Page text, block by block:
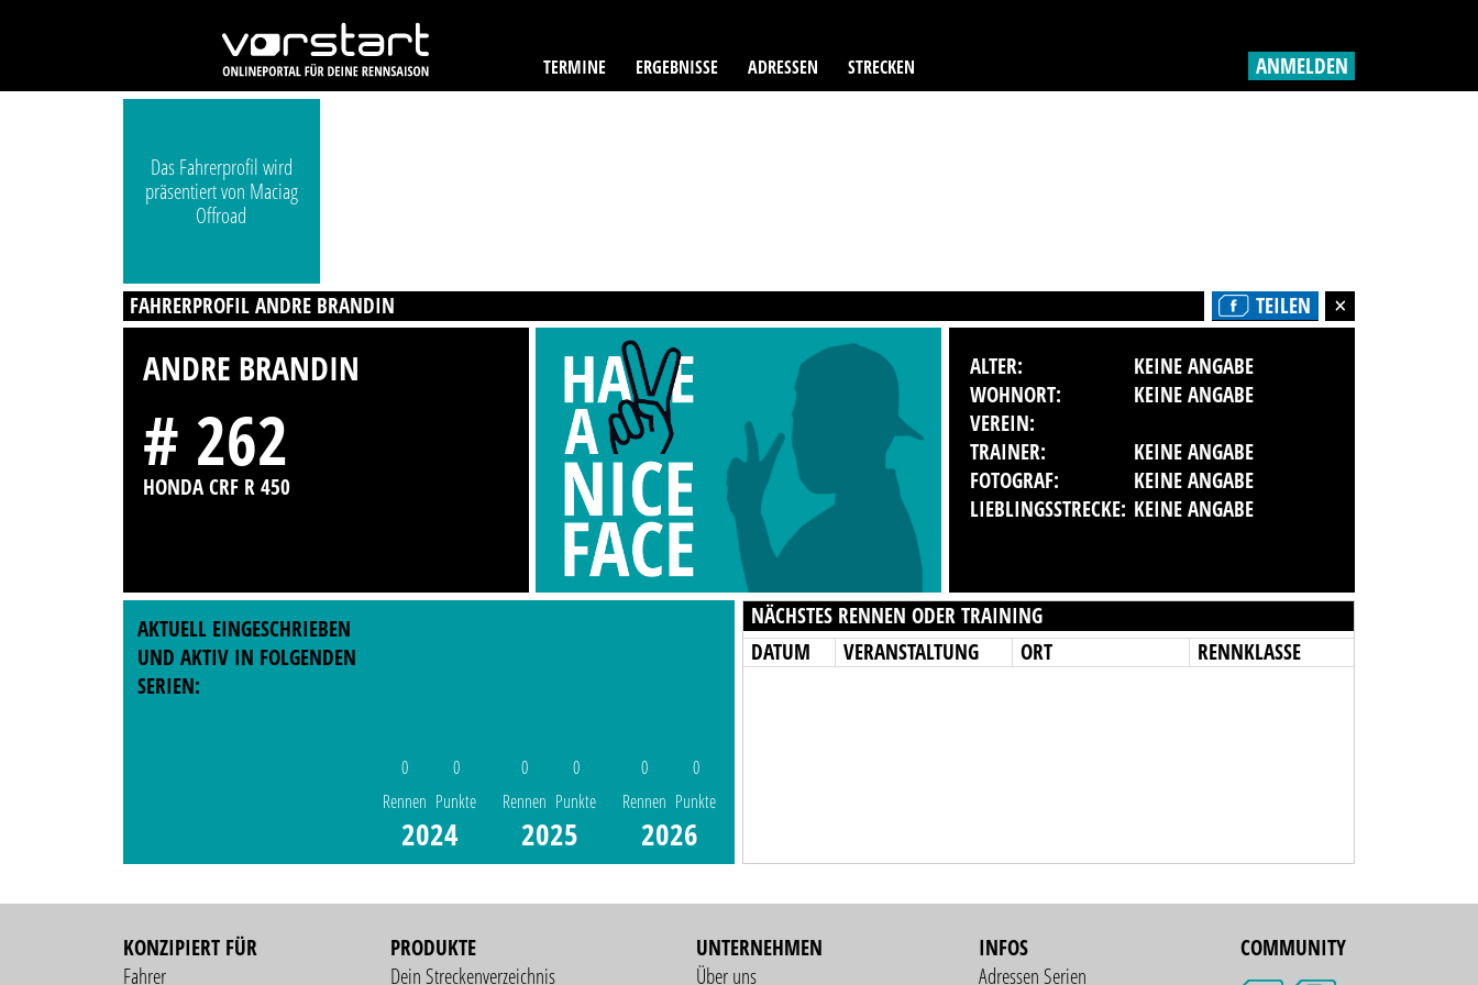
TERMINE ERGEBNISSE ADRESSEN STRECKEN ANMELDEN
Das Fahrerprofil wird
präsentiert von Maciag
Offroad
FAHRERPROFIL ANDRE BRANDIN TEILEN
ANDRE BRANDIN
# 262
HONDA CRF R 450
ALTER:
KEINE ANGABE
WOHNORT:
KEINE ANGABE
VEREIN:
TRAINER:
KEINE ANGABE
FOTOGRAF:
KEINE ANGABE
LIEBLINGSSTRECKE: KEINE ANGABE
AKTUELL EINGESCHRIEBEN
UND AKTIV IN FOLGENDEN
SERIEN:
0
Rennen
0
Punkte
2024
0
Rennen
0
Punkte
2025
0
Rennen
0
Punkte
2026
NÄCHSTES RENNEN ODER TRAINING
DATUM
VERANSTALTUNG ORT RENNKLASSE
KONZIPIERT FÜR
Fahrer
PRODUKTE
Dein Streckenverzeichnis
UNTERNEHMEN
Über uns
INFOS
Adressen Serien
COMMUNITY